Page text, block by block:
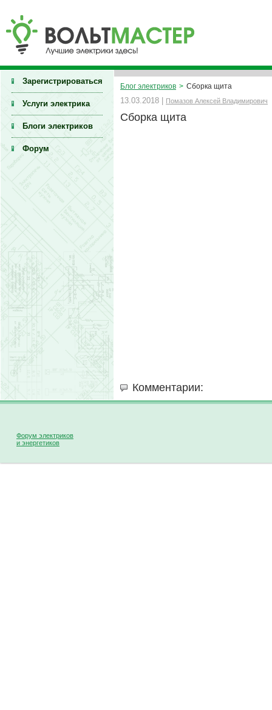
Зарегистрироваться
Услуги электрика
Блоги электриков
Форум
Блог электриков > Сборка щита
13.03.2018 |
Помазов Алексей Владимирович
Сборка щита
Комментарии:
Форум электриков
и энергетиков